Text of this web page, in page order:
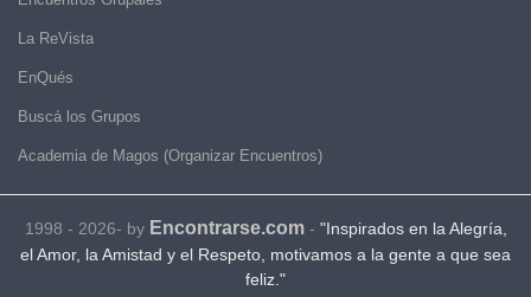
La ReVista
EnQués
Buscá los Grupos
Academia de Magos (Organizar Encuentros)
1998 - 2026- by Encontrarse.com- "Inspirados en la Alegría,
el Amor, la Amistad y el Respeto, motivamos a la gente a que sea
feliz."